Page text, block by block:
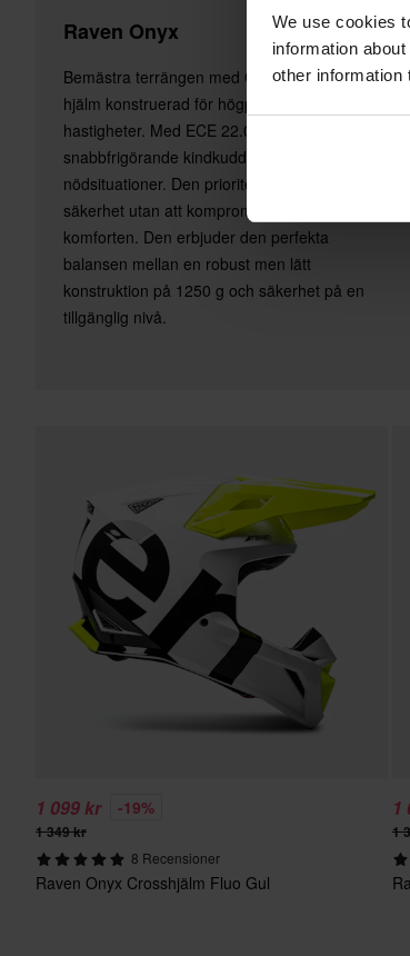
We use cookies
information
other information
Raven Onyx
Bemästra terrängen med Onyx. En lätt ABS-
hjälm konstruerad för högprestanda i höga
hastigheter. Med ECE 22.06-certifiering och
snabbfrigörande kindkuddar för
nödsituationer. Den prioriterar förarens
säkerhet utan att kompromissa med
komforten. Den erbjuder den perfekta
balansen mellan en robust men lätt
konstruktion på 1250 g och säkerhet på en
tillgänglig nivå.
1 099 kr -19%
1 349 kr
8 Recensioner
Raven Onyx Crosshjälm Fluo Gul
1
1